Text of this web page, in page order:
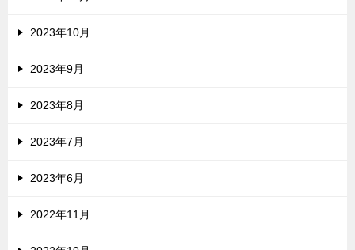
2023年10月
2023年9月
2023年8月
2023年7月
2023年6月
2022年11月